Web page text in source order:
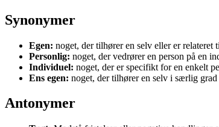
Synonymer
Egen: noget, der tilhører en selv eller er relateret
Personlig: noget, der vedrører en person på en
Individuel: noget, der er specifikt for en enkelt
Ens egen: noget, der tilhører en selv i særlig grad
Antonymer